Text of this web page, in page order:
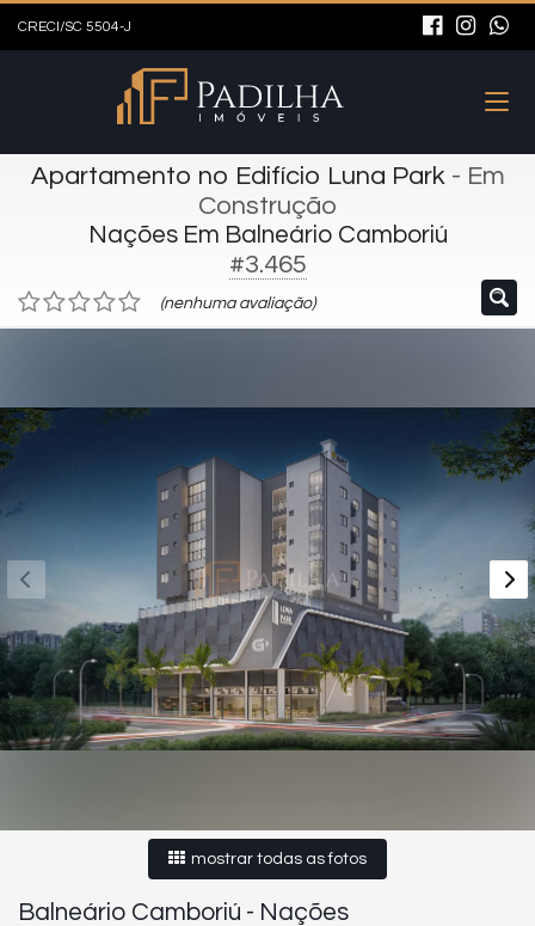
CRECI/SC 5504-J
Apartamento no Edifício Luna Park- Em
Construção
Nações Em Balneário Camboriú
#3.465
(nenhuma avaliação)
mostrar todas as fotos
Balneário Camboriú - Nações